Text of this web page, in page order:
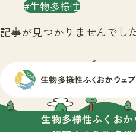
生物多様性
記事が見つかりませんでした
生物多様性ふくおか